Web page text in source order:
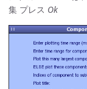
集 プレス Ok